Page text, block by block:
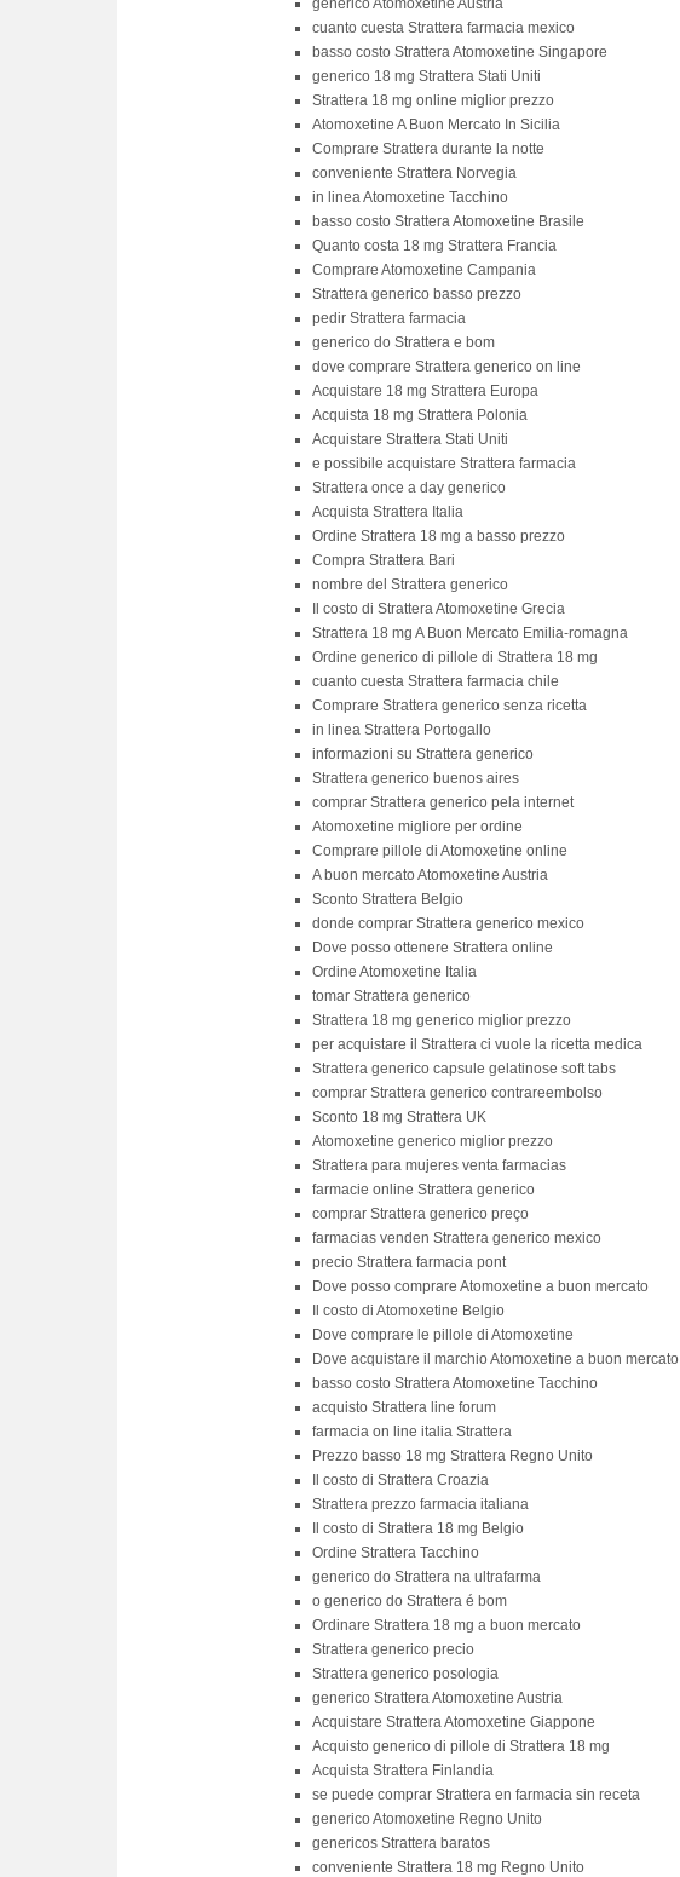
generico Atomoxetine Austria
cuanto cuesta Strattera farmacia mexico
basso costo Strattera Atomoxetine Singapore
generico 18 mg Strattera Stati Uniti
Strattera 18 mg online miglior prezzo
Atomoxetine A Buon Mercato In Sicilia
Comprare Strattera durante la notte
conveniente Strattera Norvegia
in linea Atomoxetine Tacchino
basso costo Strattera Atomoxetine Brasile
Quanto costa 18 mg Strattera Francia
Comprare Atomoxetine Campania
Strattera generico basso prezzo
pedir Strattera farmacia
generico do Strattera e bom
dove comprare Strattera generico on line
Acquistare 18 mg Strattera Europa
Acquista 18 mg Strattera Polonia
Acquistare Strattera Stati Uniti
e possibile acquistare Strattera farmacia
Strattera once a day generico
Acquista Strattera Italia
Ordine Strattera 18 mg a basso prezzo
Compra Strattera Bari
nombre del Strattera generico
Il costo di Strattera Atomoxetine Grecia
Strattera 18 mg A Buon Mercato Emilia-romagna
Ordine generico di pillole di Strattera 18 mg
cuanto cuesta Strattera farmacia chile
Comprare Strattera generico senza ricetta
in linea Strattera Portogallo
informazioni su Strattera generico
Strattera generico buenos aires
comprar Strattera generico pela internet
Atomoxetine migliore per ordine
Comprare pillole di Atomoxetine online
A buon mercato Atomoxetine Austria
Sconto Strattera Belgio
donde comprar Strattera generico mexico
Dove posso ottenere Strattera online
Ordine Atomoxetine Italia
tomar Strattera generico
Strattera 18 mg generico miglior prezzo
per acquistare il Strattera ci vuole la ricetta medica
Strattera generico capsule gelatinose soft tabs
comprar Strattera generico contrareembolso
Sconto 18 mg Strattera UK
Atomoxetine generico miglior prezzo
Strattera para mujeres venta farmacias
farmacie online Strattera generico
comprar Strattera generico preço
farmacias venden Strattera generico mexico
precio Strattera farmacia pont
Dove posso comprare Atomoxetine a buon mercato
Il costo di Atomoxetine Belgio
Dove comprare le pillole di Atomoxetine
Dove acquistare il marchio Atomoxetine a buon mercato
basso costo Strattera Atomoxetine Tacchino
acquisto Strattera line forum
farmacia on line italia Strattera
Prezzo basso 18 mg Strattera Regno Unito
Il costo di Strattera Croazia
Strattera prezzo farmacia italiana
Il costo di Strattera 18 mg Belgio
Ordine Strattera Tacchino
generico do Strattera na ultrafarma
o generico do Strattera é bom
Ordinare Strattera 18 mg a buon mercato
Strattera generico precio
Strattera generico posologia
generico Strattera Atomoxetine Austria
Acquistare Strattera Atomoxetine Giappone
Acquisto generico di pillole di Strattera 18 mg
Acquista Strattera Finlandia
se puede comprar Strattera en farmacia sin receta
generico Atomoxetine Regno Unito
genericos Strattera baratos
conveniente Strattera 18 mg Regno Unito